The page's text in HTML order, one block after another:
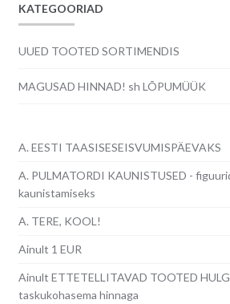
KATEGOORIAD
UUED TOOTED SORTIMENDIS
MAGUSAD HINNAD! sh LÕPUMÜÜK
A. EESTI TAASISESEISVUMISPÄEVAKS
A. PULMATORDI KAUNISTUSED -
kaunistamiseks
A. TERE, KOOL!
Ainult 1 EUR
Ainult ETTETELLITAVAD TOOTED
taskukohasema hinnaga